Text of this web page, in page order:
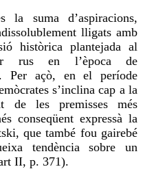
la suma d’aspiracions,
lligats amb
històrica plantejada al
rus en l’època de
Per açò, en el període
s’inclina cap a la
de les premisses més
conseqüent expressà la
que també fou gairebé
tendència sobre un
II, p. 371).